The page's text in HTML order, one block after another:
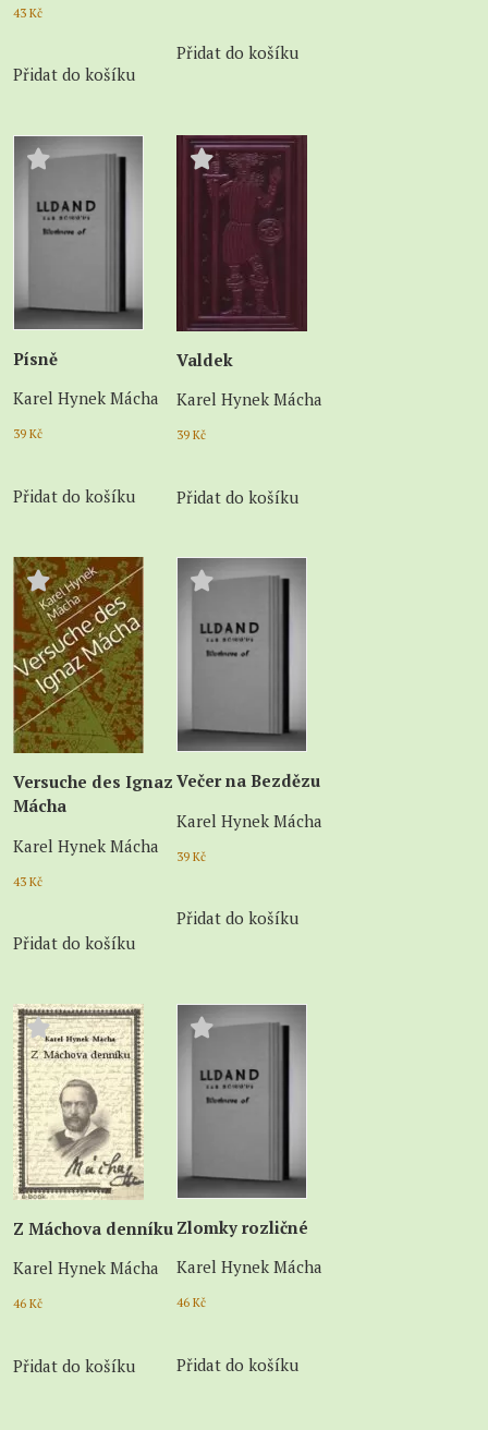
43 Kč
Přidat do košíku
Přidat do košíku
Písně
Karel Hynek Mácha
39 Kč
Přidat do košíku
Valdek
Karel Hynek Mácha
39 Kč
Přidat do košíku
Versuche des Ignaz
Mácha
Karel Hynek Mácha
43 Kč
Přidat do košíku
Večer na Bezdězu
Karel Hynek Mácha
39 Kč
Přidat do košíku
Z Máchova denníku
Karel Hynek Mácha
46 Kč
Přidat do košíku
Zlomky rozličné
Karel Hynek Mácha
46 Kč
Přidat do košíku